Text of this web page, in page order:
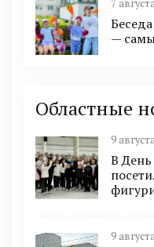
7
—
Областные
9
В
9